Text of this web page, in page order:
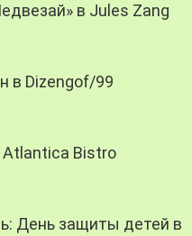
в Jules Zang
в Dizengof/99
Bistro
День защиты детей в